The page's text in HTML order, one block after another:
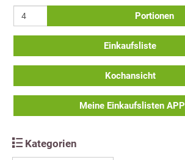
Portionen
Einkaufsliste
Kochansicht
Meine Einkaufslisten APP
Kategorien